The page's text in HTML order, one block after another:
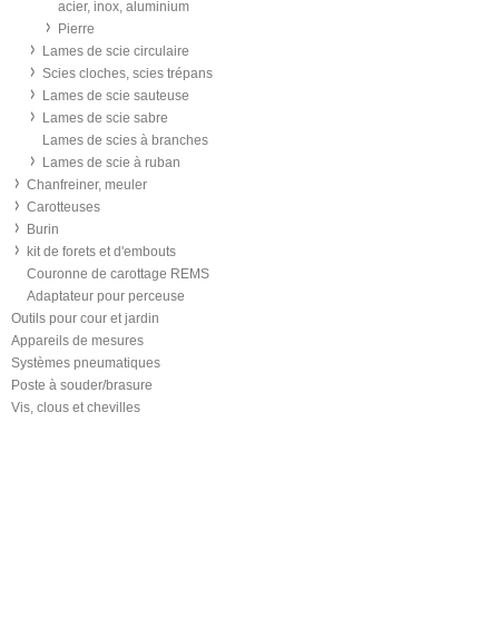
acier, inox, aluminium
Pierre
Lames de scie circulaire
Scies cloches, scies trépans
Lames de scie sauteuse
Lames de scie sabre
Lames de scies à branches
Lames de scie à ruban
Chanfreiner, meuler
Carotteuses
Burin
kit de forets et d'embouts
Couronne de carottage REMS
Adaptateur pour perceuse
Outils pour cour et jardin
Appareils de mesures
Systèmes pneumatiques
Poste à souder/brasure
Vis, clous et chevilles